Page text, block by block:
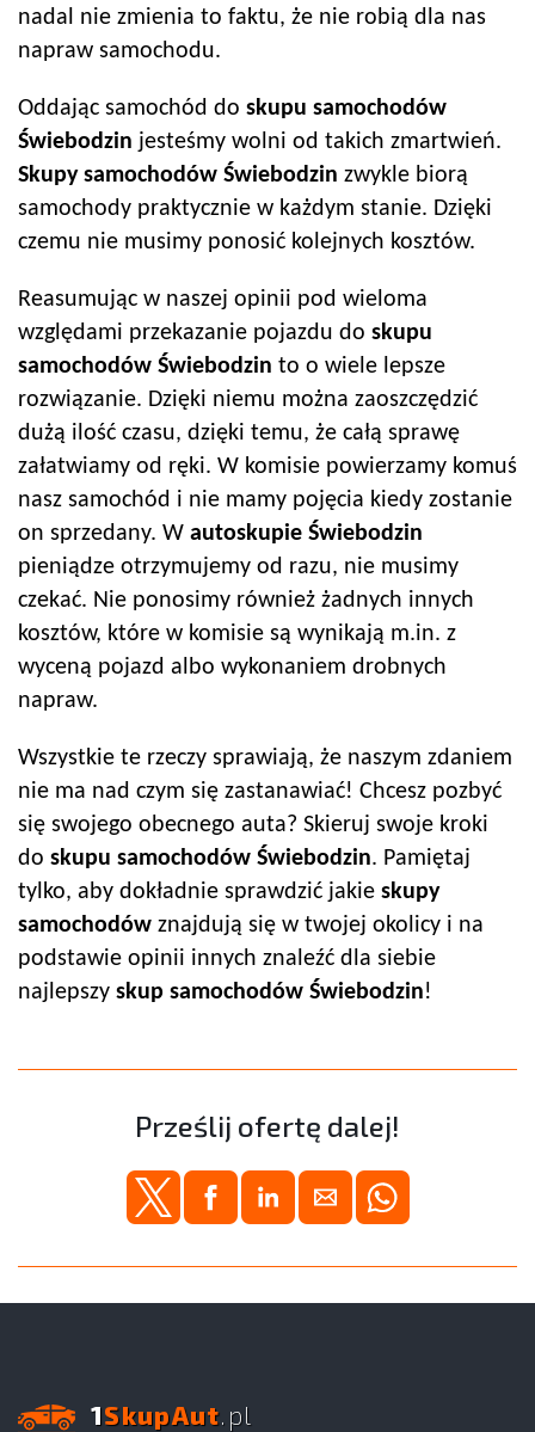
nadal nie zmienia to faktu, że nie robią dla nas
napraw samochodu.
Oddając samochód do skupu samochodów
Świebodzin jesteśmy wolni od takich zmartwień.
Skupy samochodów Świebodzin zwykle biorą
samochody praktycznie w każdym stanie. Dzięki
czemu nie musimy ponosić kolejnych kosztów.
Reasumując w naszej opinii pod wieloma
względami przekazanie pojazdu do skupu
samochodów Świebodzin to o wiele lepsze
rozwiązanie. Dzięki niemu można zaoszczędzić
dużą ilość czasu, dzięki temu, że całą sprawę
załatwiamy od ręki. W komisie powierzamy komuś
nasz samochód i nie mamy pojęcia kiedy zostanie
on sprzedany. W autoskupie Świebodzin
pieniądze otrzymujemy od razu, nie musimy
czekać. Nie ponosimy również żadnych innych
kosztów, które w komisie są wynikają m.in. z
wyceną pojazd albo wykonaniem drobnych
napraw.
Wszystkie te rzeczy sprawiają, że naszym zdaniem
nie ma nad czym się zastanawiać! Chcesz pozbyć
się swojego obecnego auta? Skieruj swoje kroki
do skupu samochodów Świebodzin. Pamiętaj
tylko, aby dokładnie sprawdzić jakie skupy
samochodów znajdują się w twojej okolicy i na
podstawie opinii innych znaleźć dla siebie
najlepszy skup samochodów Świebodzin!
Prześlij ofertę dalej!
1SkupAut.pl